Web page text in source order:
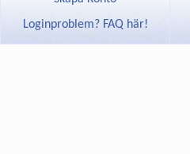
Loginproblem? FAQ här!